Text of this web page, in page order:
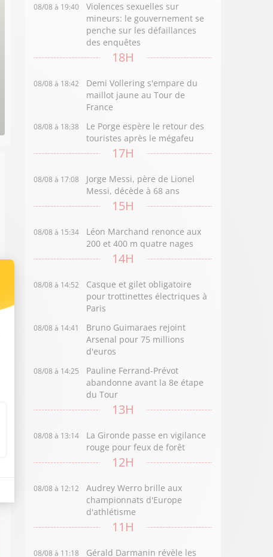
08/08 à 19:40
Violences sexuelles sur
mineurs: le gouvernement se
penche sur les défaillances
des enquêtes
18H
08/08 à 18:42
Demi Vollering s'empare du
maillot jaune au Tour de
France
08/08 à 18:38
Le Porge espère le retour des
touristes après le mégafeu
17H
08/08 à 17:08
Jorge Messi, père de Lionel
Messi, décède à 68 ans
15H
08/08 à 15:34
Léon Marchand renonce aux
200 et 400 m quatre nages
14H
08/08 à 14:52
Casque et gilet obligatoire
pour trottinettes électriques à
Paris
08/08 à 14:41
Bruno Guimaraes rejoint
Arsenal pour 75 millions
d'euros
08/08 à 14:25
Pauline Ferrand-Prévot
abandonne avant la 8e étape
du Tour
13H
08/08 à 13:14
La Gironde passe en vigilance
rouge pour feux de forêt
12H
08/08 à 12:12
Audrey Werro brille aux
championnats d'Europe
d'athlétisme
11H
08/08 à 11:18
Gérald Darmanin révèle les